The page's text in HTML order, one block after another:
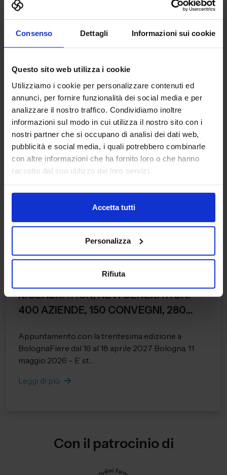
Consenso Dettagli Informazioni sui cookie
Questo sito web utilizza i cookie
Utilizziamo i cookie per personalizzare contenuti ed
annunci, per fornire funzionalità dei social media e per
analizzare il nostro traffico. Condividiamo inoltre
informazioni sul modo in cui utilizza il nostro sito con i
nostri partner che si occupano di analisi dei dati web,
pubblicità e social media, i quali potrebbero combinarle
con altre informazioni che ha fornito loro o che hanno
raccolto dal suo utilizzo dei loro servizi.
Accetta tutti
Personalizza
Rifiuta
I Comunicati Stampa di Cosmofarma 2026 28
Ottobre 2025 03 Febbraio 2026 19 Marzo 2026 19
Marzo 2026 27 Marzo 2026 30 ...
SI CONCLUDE LA 29ESIMA EDIZIONE DI
COSMOFARMA EXHIBITION,
RIGENERATION/NEWGENERATION:
400 AZIENDE, 150 CONVEGNI, 280
REGISTRATE.
Appuntamento con la trentesima edizione a
BolognaFiere dal 16 al 18 aprile 2027 Bologna, 11
maggio 2026 – E’ st...
Leggi di più
Con il patrocinio di